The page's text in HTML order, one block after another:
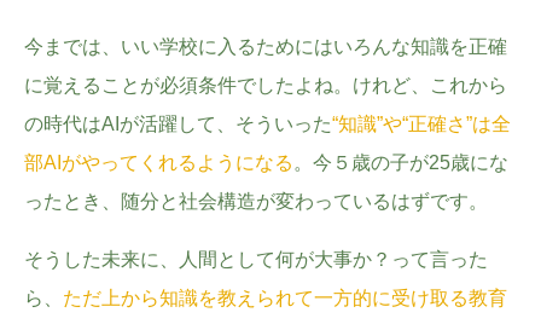
今までは、いい学校に入るためにはいろんな知識を正確
に覚えることが必須条件でしたよね。けれど、これから
の時代はAIが活躍して、そういった“知識”や“正確さ”は全
部AIがやってくれるようになる 。今５歳の子が25歳にな
ったとき、随分と社会構造が変わっているはずです。
そうした未来に、人間として何が大事か？って言った
ら、 ただ上から知識を教えられて一方的に受け取る教育